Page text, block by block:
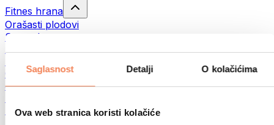
Saglasnost Detalji O kolačićima
Ova web stranica koristi kolačiće
Fitnes hrana
Orašasti plodovi
Semenke
Namazi i paste
Gotova jela
Јаја
Meso